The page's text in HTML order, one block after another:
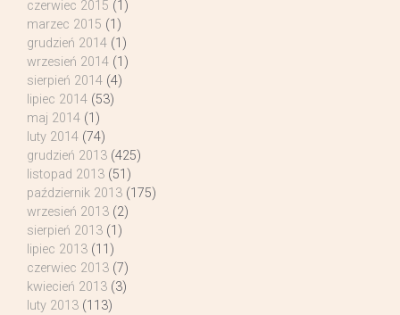
czerwiec 2015 (1)
marzec 2015 (1)
grudzień 2014 (1)
wrzesień 2014 (1)
sierpień 2014 (4)
lipiec 2014 (53)
maj 2014 (1)
luty 2014 (74)
grudzień 2013 (425)
listopad 2013 (51)
październik 2013 (175)
wrzesień 2013 (2)
sierpień 2013 (1)
lipiec 2013 (11)
czerwiec 2013 (7)
kwiecień 2013 (3)
luty 2013 (113)